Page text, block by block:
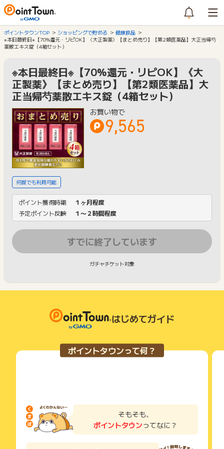
ポイントタウンTOP ショッピングで貯める
健康食品
※本日最終日※【70%還元・リピOK】《大正製薬》【まとめ売り】【第2類医薬品】大正当帰芍
薬散エキス錠（4箱セット）
※本日最終日※【70%還元・リピOK】《大
正製薬》【まとめ売り】【第2類医薬品】大
正当帰芍薬散エキス錠（4箱セット）
お買い物で
9,565
何度でも利用可能
ポイント獲得時期
１ヶ月程度
予定ポイント反映
１〜２時間程度
すでに終了しています
ガチャチケット対象
はじめてガイド
ポイントタウンって何？
そもそも、
ポイントタウンってなに？